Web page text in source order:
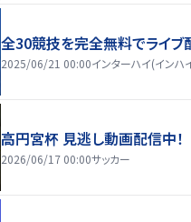
全30競技を完全無料でライブ
2025/06/21 00:00インターハイ(インハ
高円宮杯 見逃し動画配信中！
2026/06/17 00:00サッカー